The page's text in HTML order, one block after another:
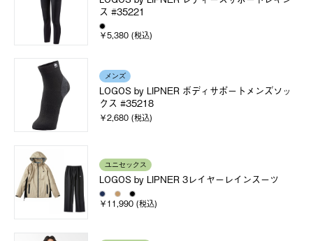
ス #35221
￥5,380 (税込)
メンズ
LOGOS by LIPNER ボディサポートメンズソッ
クス #35218
￥2,680 (税込)
ユニセックス
LOGOS by LIPNER 3レイヤーレインスーツ
￥11,990 (税込)